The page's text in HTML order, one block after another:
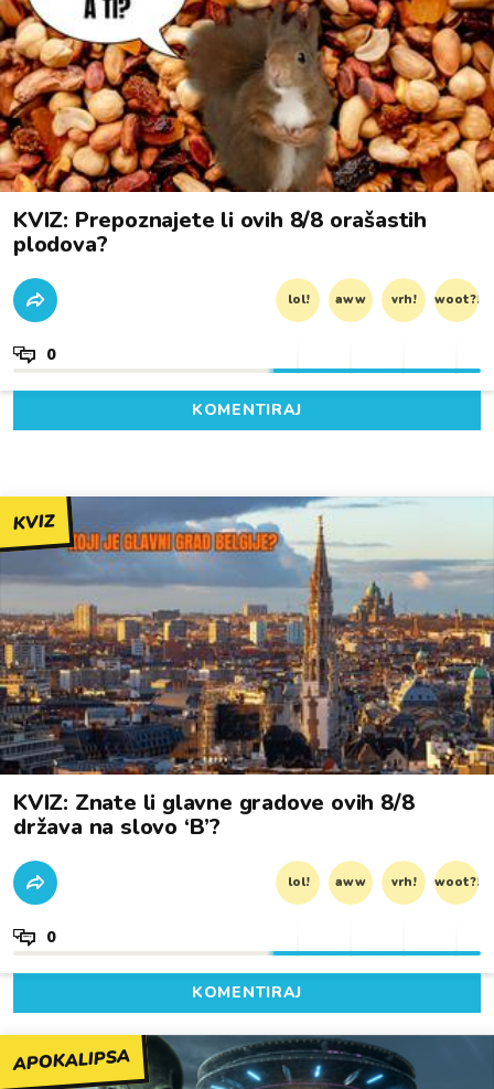
KVIZ: Prepoznajete li ovih 8/8 orašastih
plodova?
lol! aww vrh! woot?!
0
KOMENTIRAJ
KVIZ
KVIZ: Znate li glavne gradove ovih 8/8
država na slovo ‘B’?
lol! aww vrh! woot?!
0
KOMENTIRAJ
APOKALIPSA